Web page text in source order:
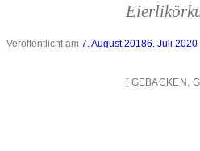
Veröffentlicht am 7. August 20186. Juli 2020
[ GEBACKEN,